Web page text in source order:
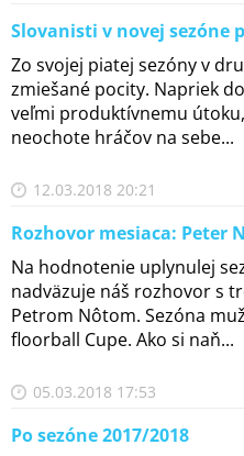
Slovanisti v novej sezóne
Zo svojej piatej sezóny v
zmiešané pocity. Napriek
veľmi produktívnemu
neochote hráčov na sebe...
12.03.2018 20:21
Rozhovor mesiaca: Peter
Na hodnotenie uplynulej
nadväzuje náš rozhovor s
Petrom Nôtom. Sezóna
floorball Cupe. Ako si naň...
05.03.2018 17:53
Po sezóne 2017/2018